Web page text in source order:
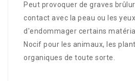
Peut provoquer de graves
contact avec la peau ou les
d'endommager certains
Nocif pour les animaux, les
organiques de toute sorte.